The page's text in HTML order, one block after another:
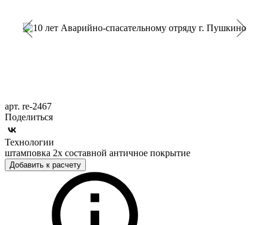
арт. re-2467
Поделиться
Технологии
штамповка 2х составной античное покрытие
Добавить к расчету